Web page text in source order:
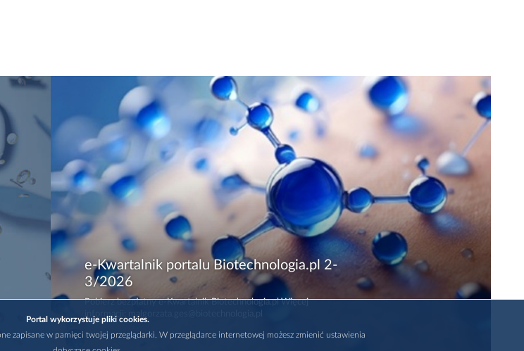
e-Kwartalnik portalu Biotechnologia.pl 2-
3/2026
Pobierz bezpłatny e-Kwartalnik Biotechnologia.pl Więcej
informacji: malgorzata.ges@biotechnologia.pl
Portal wykorzystuje pliki cookies.
zapisane w pamięci twojej przeglądarki. W przeglądarce internetowej możesz zmienić ustawienia